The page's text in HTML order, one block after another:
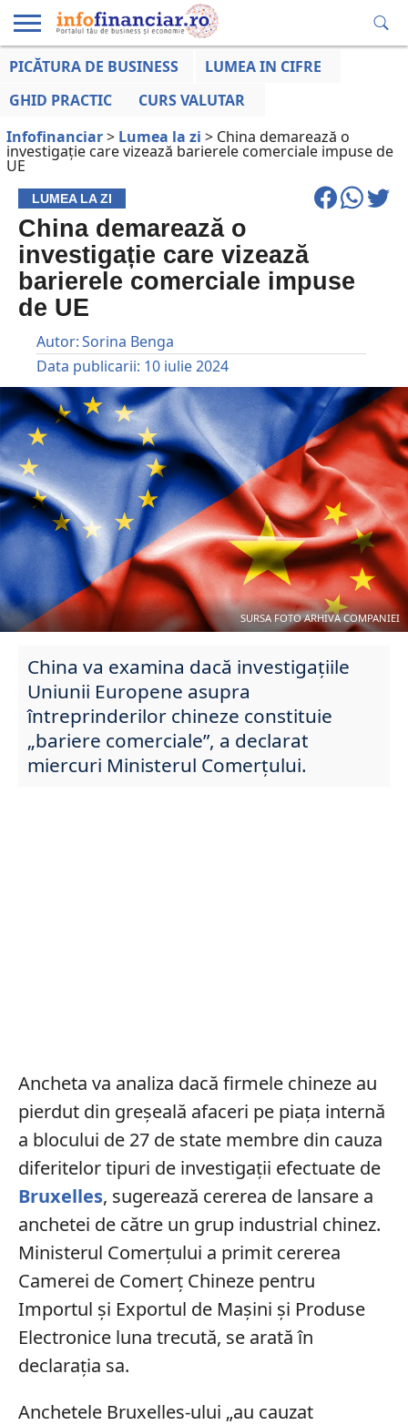
EDUCAȚIE
LA ZI
AFACERILOR
PICĂTURA DE BUSINESS
LUMEA IN CIFRE
GHID PRACTIC
CURS VALUTAR
Infofinanciar> Lumea la zi > China demarează o
investigație care vizează barierele comerciale impuse de
UE
LUMEA LA ZI
China demarează o
investigație care vizează
barierele comerciale impuse
de UE
Autor:Sorina Benga
Data publicarii: 10 iulie 2024
SURSA FOTO ARHIVA COMPANIEI
China va examina dacă investigațiile
Uniunii Europene asupra
întreprinderilor chineze constituie
„bariere comerciale”, a declarat
miercuri Ministerul Comerțului.
Ancheta va analiza dacă firmele chineze au
pierdut din greșeală afaceri pe piața internă
a blocului de 27 de state membre din cauza
diferitelor tipuri de investigații efectuate de
Bruxelles, sugerează cererea de lansare a
anchetei de către un grup industrial chinez.
Ministerul Comerțului a primit cererea
Camerei de Comerț Chineze pentru
Importul și Exportul de Mașini și Produse
Electronice luna trecută, se arată în
declarația sa.
Anchetele Bruxelles-ului „au cauzat